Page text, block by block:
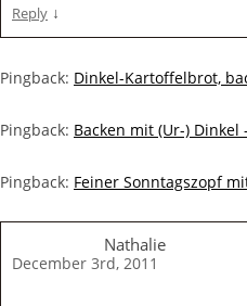
Reply ↓
Pingback: Dinkel-Kartoffelbrot,
Pingback: Backen mit (Ur-) Dinkel
Pingback: Feiner Sonntagszopf
Nathalie
December 3rd, 2011